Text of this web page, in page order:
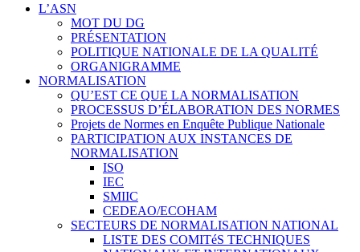
L’ASN
MOT DU DG
PRÉSENTATION
POLITIQUE NATIONALE DE LA QUALITÉ
ORGANIGRAMME
NORMALISATION
QU’EST CE QUE LA NORMALISATION
PROCESSUS D’ÉLABORATION DES NORMES
Projets de Normes en Enquête Publique Nationale
PARTICIPATION AUX INSTANCES DE
NORMALISATION
ISO
IEC
SMIIC
CEDEAO/ECOHAM
SECTEURS DE NORMALISATION NATIONAL
LISTE DES COMITéS TECHNIQUES